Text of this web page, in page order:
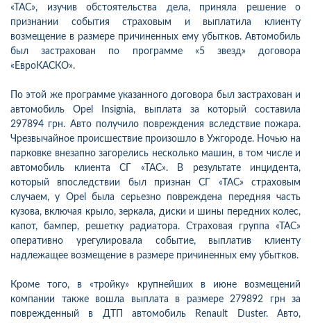
«ТАС», изучив обстоятельства дела, приняла решение о
признании события страховым и выплатила клиенту
возмещение в размере причиненных ему убытков. Автомобиль
был застрахован по программе «5 звезд» договора
«ЕвроКАСКО».
По этой же программе указанного договора был застрахован и
автомобиль Opel Insignia, выплата за который составила
297894 грн. Авто получило повреждения вследствие пожара.
Чрезвычайное происшествие произошло в Ужгороде. Ночью на
парковке внезапно загорелись несколько машин, в том числе и
автомобиль клиента СГ «ТАС». В результате инцидента,
который впоследствии был признан СГ «ТАС» страховым
случаем, у Opel была серьезно повреждена передняя часть
кузова, включая крыло, зеркала, диски и шины передних колес,
капот, бампер, решетку радиатора. Страховая группа «ТАС»
оперативно урегулировала событие, выплатив клиенту
надлежащее возмещение в размере причиненных ему убытков.
Кроме того, в «тройку» крупнейших в июне возмещений
компании также вошла выплата в размере 279892 грн за
поврежденный в ДТП автомобиль Renault Duster. Авто,